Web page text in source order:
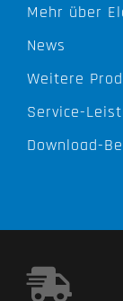
Mehr über
News
Weitere
Service-
Download-